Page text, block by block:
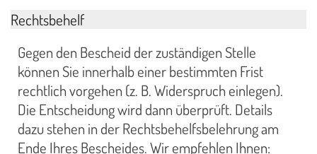
Rechtsbehelf
Gegen den Bescheid der zuständigen Stelle
können Sie innerhalb einer bestimmten Frist
rechtlich vorgehen (z. B. Widerspruch einlegen).
Die Entscheidung wird dann überprüft. Details
dazu stehen in der Rechtsbehelfsbelehrung am
Ende Ihres Bescheides. Wir empfehlen Ihnen: